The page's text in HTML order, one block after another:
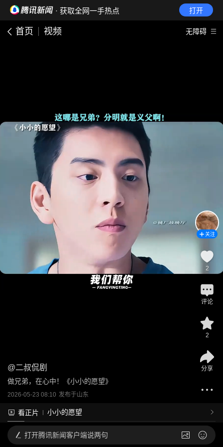
· 获取全网一手热点 打开
首页 视频 无障碍
@二叔侃剧
做兄弟，在心中！《小小的愿望》
2026-05-23 08:10 发布于山东
看正片 小小的愿望
关注
2
评论
2
分享
打开腾讯新闻客户端说两句